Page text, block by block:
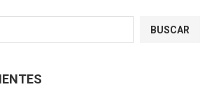
BUSCAR